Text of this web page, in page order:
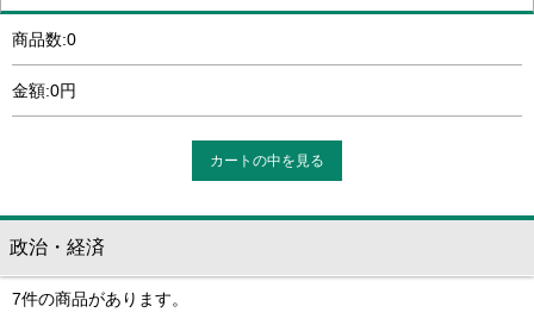
商品数:0
金額:0円
カートの中を見る
政治・経済
7件の商品があります。